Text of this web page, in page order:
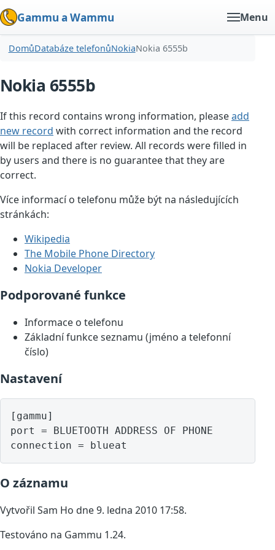
Gammu a Wammu Menu
DomůDatabáze telefonůNokiaNokia 6555b
Nokia 6555b
If this record contains wrong information, pleaseadd
new record with correct information and the record
will be replaced after review. All records were filled in
by users and there is no guarantee that they are
correct.
Více informací o telefonu může být na následujících
stránkách:
Wikipedia
The Mobile Phone Directory
Nokia Developer
Podporované funkce
Informace o telefonu
Základní funkce seznamu (jméno a telefonní
číslo)
Nastavení
[gammu]
port = BLUETOOTH ADDRESS OF PHONE
O záznamu
Vytvořil Sam Ho dne 9. ledna 2010 17:58.
Testováno na Gammu 1.24.